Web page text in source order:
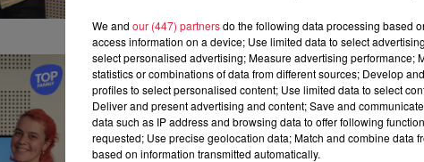
Fanny nous présente le festival
Fanny nous présente le festival Festimania !
We and our (447) partnersdo the following data processing based
access information on a device; Use limited data to select
select personalised advertising; Measure advertising performance;
statistics or combinations of data from different sources; Develop
profiles to select personalised content; Use limited data to select
Deliver and present advertising and content; Save and
data such as IP address and browsing data to offer following
requested; Use precise geolocation data; Match and combine data
based on information transmitted automatically.